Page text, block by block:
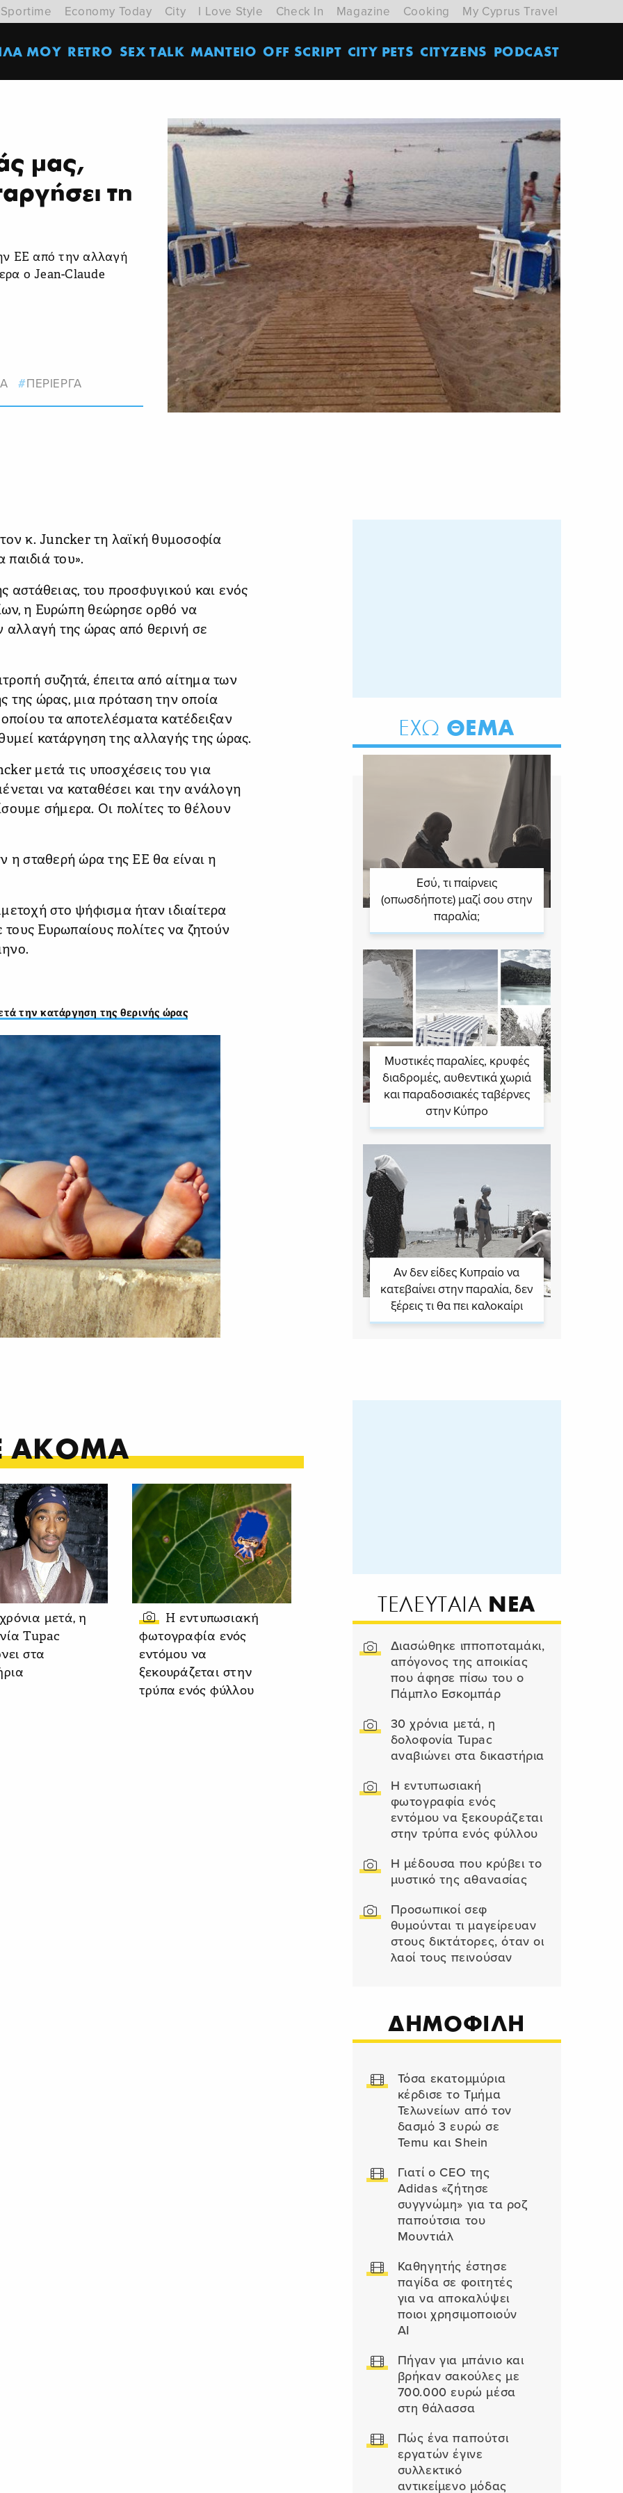
Sportime Economy Today City I Love Style Check In Magazine Cooking My Cyprus Travel
ΜΟΥ RETRO SEX TALK ΜΑΝΤΕΙΟ OFF SCRIPT CITY PETS CITYZENS PODCAST
μας,
τη
ΕΕ από την αλλαγή
ο Jean-Claude
ΠΕΡΙΕΡΓΑ
κ. Juncker τη λαϊκή θυμοσοφία
παιδιά του».
αστάθειας, του προσφυγικού και ενός
η Ευρώπη θεώρησε ορθό να
αλλαγή της ώρας από θερινή σε
συζητά, έπειτα από αίτημα των
ώρας, μια πρόταση την οποία
τα αποτελέσματα κατέδειξαν
κατάργηση της αλλαγής της ώρας.
μετά τις υποσχέσεις του για
να καταθέσει και την ανάλογη
σήμερα. Οι πολίτες το θέλουν
η σταθερή ώρα της ΕΕ θα είναι η
στο ψήφισμα ήταν ιδιαίτερα
Ευρωπαίους πολίτες να ζητούν
την κατάργηση της θερινής ώρας
ΑΚΟΜΑ
μετά, η
Tupac
στα
Η εντυπωσιακή
φωτογραφία ενός
εντόμου να
ξεκουράζεται στην
τρύπα ενός φύλλου
ΕΧΩ ΘΕΜΑ
Εσύ, τι παίρνεις
(οπωσδήποτε) μαζί σου στην
παραλία;
Μυστικές παραλίες, κρυφές
διαδρομές, αυθεντικά χωριά
και παραδοσιακές ταβέρνες
στην Κύπρο
Αν δεν είδες Κυπραίο να
κατεβαίνει στην παραλία, δεν
ξέρεις τι θα πει καλοκαίρι
ΤΕΛΕΥΤΑΙΑ ΝΕΑ
Διασώθηκε ιπποποταμάκι,
απόγονος της αποικίας
που άφησε πίσω του ο
Πάμπλο Εσκομπάρ
30 χρόνια μετά, η
δολοφονία Tupac
αναβιώνει στα δικαστήρια
Η εντυπωσιακή
φωτογραφία ενός
εντόμου να ξεκουράζεται
στην τρύπα ενός φύλλου
Η μέδουσα που κρύβει το
μυστικό της αθανασίας
Προσωπικοί σεφ
θυμούνται τι μαγείρευαν
στους δικτάτορες, όταν οι
λαοί τους πεινούσαν
ΔΗΜΟΦΙΛΗ
Τόσα εκατομμύρια
κέρδισε το Τμήμα
Τελωνείων από τον
δασμό 3 ευρώ σε
Temu και Shein
Γιατί ο CEO της
Adidas «ζήτησε
συγγνώμη» για τα ροζ
παπούτσια του
Μουντιάλ
Καθηγητής έστησε
παγίδα σε φοιτητές
για να αποκαλύψει
ποιοι χρησιμοποιούν
AI
Πήγαν για μπάνιο και
βρήκαν σακούλες με
700.000 ευρώ μέσα
στη θάλασσα
Πώς ένα παπούτσι
εργατών έγινε
συλλεκτικό
αντικείμενο μόδας